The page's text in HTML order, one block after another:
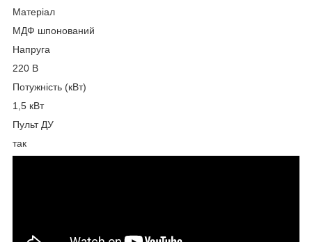
Матеріал
МДФ шпонований
Напруга
220 В
Потужність (кВт)
1,5 кВт
Пульт ДУ
так